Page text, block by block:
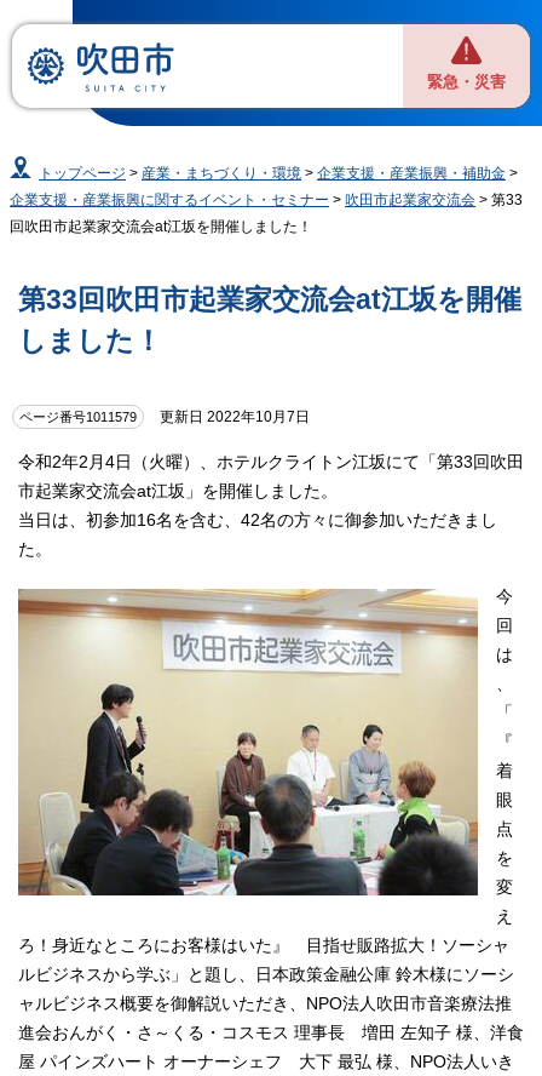
緊急・災害
トップページ > 産業・まちづくり・環境 >企業支援・産業振興・補助金 >
企業支援・産業振興に関するイベント・セミナー > 吹田市起業家交流会 > 第33
回吹田市起業家交流会at江坂を開催しました！
第33回吹田市起業家交流会at江坂を開催
しました！
ページ番号1011579 更新日 2022年10月7日
令和2年2月4日（火曜）、ホテルクライトン江坂にて「第33回吹田
市起業家交流会at江坂」を開催しました。
当日は、初参加16名を含む、42名の方々に御参加いただきまし
た。
今
回
は
、
「
『
着
眼
点
を
変
え
ろ！身近なところにお客様はいた』 目指せ販路拡大！ソーシャ
ルビジネスから学ぶ」と題し、日本政策金融公庫 鈴木様にソーシ
ャルビジネス概要を御解説いただき、NPO法人吹田市音楽療法推
進会おんがく・さ～くる・コスモス 理事長 増田 左知子 様、洋食
屋 パインズハート オーナーシェフ 大下 最弘 様、NPO法人いき